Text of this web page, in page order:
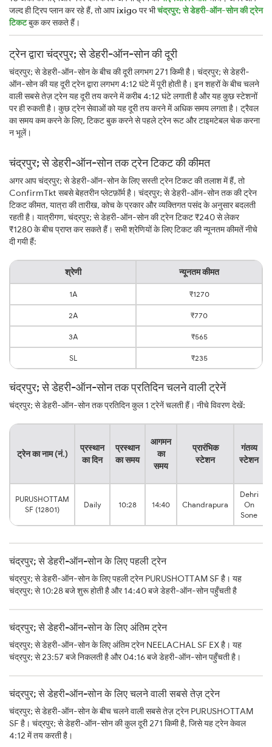
जल्द ही ट्रिप प्लान कर रहे हैं, तो आपixigoपर भीचंद्रपुर; से डेहरी-ऑन-सोन की ट्रेन
टिकटबुक कर सकते हैं।
ट्रेन द्वारा चंद्रपुर; से डेहरी-ऑन-सोन की दूरी
चंद्रपुर; से डेहरी-ऑन-सोन के बीच की दूरी लगभग 271 किमी है। चंद्रपुर; से डेहरी-
ऑन-सोन की यह दूरी ट्रेन द्वारा लगभग 4:12 घंटे में पूरी होती है। इन शहरों के बीच चलने
वाली सबसे तेज़ ट्रेन यह दूरी तय करने में करीब 4:12 घंटे लगाती है और यह कुछ स्टेशनों
पर ही रुकती है। कुछ ट्रेन सेवाओं को यह दूरी तय करने में अधिक समय लगता है। ट्रैवल
का समय कम करने के लिए, टिकट बुक करने से पहले ट्रेन रूट और टाइमटेबल चेक करना
न भूलें।
चंद्रपुर; से डेहरी-ऑन-सोन तक ट्रेन टिकट की कीमत
अगर आप चंद्रपुर; से डेहरी-ऑन-सोन के लिए सस्ती ट्रेन टिकट की तलाश में हैं, तो
ConfirmTkt सबसे बेहतरीन प्लेटफ़ॉर्म है। चंद्रपुर; से डेहरी-ऑन-सोन तक की ट्रेन
टिकट कीमत, यात्रा की तारीख, कोच के प्रकार और व्यक्तिगत पसंद के अनुसार बदलती
रहती है। यात्रीगण, चंद्रपुर; से डेहरी-ऑन-सोन की ट्रेन टिकट ₹240 से लेकर
₹1280 के बीच प्राप्त कर सकते हैं। सभी श्रेणियों के लिए टिकट की न्यूनतम कीमतें नीचे
दी गयी हैं:
श्रेणी न्यूनतम कीमत
1A ₹1270
2A ₹770
3A ₹565
SL ₹235
चंद्रपुर; से डेहरी-ऑन-सोन तक प्रतिदिन चलने वाली ट्रेनें
चंद्रपुर; से डेहरी-ऑन-सोन तक प्रतिदिन कुल 1 ट्रेनें चलती हैं। नीचे विवरण देखें:
ट्रेन का नाम (नं.)
प्रस्थान
का दिन
प्रस्थान
का समय
आगमन
का
समय
प्रारंभिक
स्टेशन
गंतव्य
स्टेशन
PURUSHOTTAM
SF (12801)
Daily 10:28 14:40 Chandrapura
Dehri
On
Sone
चंद्रपुर; से डेहरी-ऑन-सोन के लिए पहली ट्रेन
चंद्रपुर; से डेहरी-ऑन-सोन के लिए पहली ट्रेन PURUSHOTTAM SF है। यह
चंद्रपुर; से 10:28 बजे शुरू होती है और 14:40 बजे डेहरी-ऑन-सोन पहुँचती है
चंद्रपुर; से डेहरी-ऑन-सोन के लिए अंतिम ट्रेन
चंद्रपुर; से डेहरी-ऑन-सोन के लिए अंतिम ट्रेन NEELACHAL SF EX है। यह
चंद्रपुर; से 23:57 बजे निकलती है और 04:16 बजे डेहरी-ऑन-सोन पहुँचती है।
चंद्रपुर; से डेहरी-ऑन-सोन के लिए चलने वाली सबसे तेज़ ट्रेन
चंद्रपुर; से डेहरी-ऑन-सोन के बीच चलने वाली सबसे तेज़ ट्रेन PURUSHOTTAM
SF है। चंद्रपुर; से डेहरी-ऑन-सोन की कुल दूरी 271 किमी है, जिसे यह ट्रेन केवल
4:12 में तय करती है।